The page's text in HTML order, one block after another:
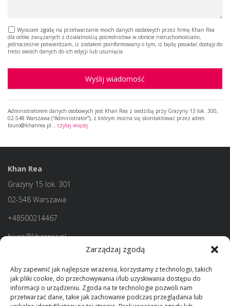
Zarządzaj zgodą
Aby zapewnić jak najlepsze wrażenia, korzystamy z technologii, takich
jak pliki cookie, do przechowywania i/lub uzyskiwania dostępu do
informacji o urządzeniu. Zgoda na te technologie pozwoli nam
przetwarzać dane, takie jak zachowanie podczas przeglądania lub
Wyrażam zgodę na przetwarzanie moich danych osobowych przez firmę Khan Rea
dla celów związanych z działalnością pośrednictwa w obrocie nieruchomościami,
jednocześnie potwierdzam, iż zostałem poinformowany o tym, iż będę posiadać dostęp do
treści swoich danych do ich edycji lub usunięcia.
Wyślij wiadomość
Administratorem danych osobowych jest Khan Rea z siedzibą przy Grażyny 13 lok. 300,
02-548 Warszawa (“Administrator”), z którym można się skontaktować przez adres
biuro@khanrea.pl… czytaj więcej
Khan Rea
Grażyny 15 lok. 301
02-548 Warszawa
+48500214467
biuro@khanrea.pl